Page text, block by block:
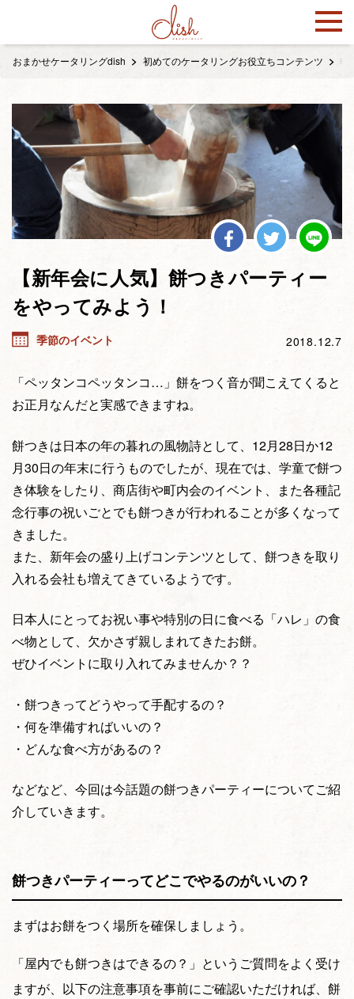
おまかせケータリングdish 初めてのケータリングお役立ちコンテンツ 季
【新年会に人気】餅つきパーティー
をやってみよう！
季節のイベント 2018.12.7
「ペッタンコペッタンコ…」餅をつく音が聞こえてくると
お正月なんだと実感できますね。
餅つきは日本の年の暮れの風物詩として、12月28日か12
月30日の年末に行うものでしたが、現在では、学童で餅つ
き体験をしたり、商店街や町内会のイベント、また各種記
念行事の祝いごとでも餅つきが行われることが多くなって
きました。
また、新年会の盛り上げコンテンツとして、餅つきを取り
入れる会社も増えてきているようです。
日本人にとってお祝い事や特別の日に食べる「ハレ」の食
べ物として、欠かさず親しまれてきたお餅。
ぜひイベントに取り入れてみませんか？？
・餅つきってどうやって手配するの？
・何を準備すればいいの？
・どんな食べ方があるの？
などなど、今回は今話題の餅つきパーティーについてご紹
介していきます。
餅つきパーティーってどこでやるのがいいの？
まずはお餅をつく場所を確保しましょう。
「屋内でも餅つきはできるの？」というご質問をよく受け
ますが、以下の注意事項を事前にご確認いただければ、餅